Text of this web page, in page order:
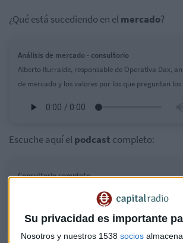
Su privacidad es importante
Nosotros y nuestros 1538 socios
¿Qué está sucediendo en elmercado?
Análisis de mercado - consultorio
Alberto Iturralde, responsable de Operativa Dax,
de mercado y los valores por los que preguntan los
Escuche aquí elpodcast completo:
Consultorio completo
Alberto Iturralde, responsable de Operativa Dax,